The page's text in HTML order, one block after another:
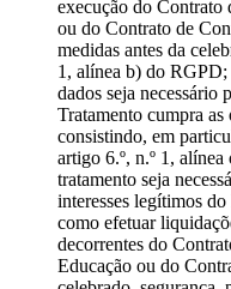
execução do Contrato
ou do Contrato de
medidas antes da
1, alínea b) do RGPD;
dados seja necessário
Tratamento cumpra
consistindo, em
artigo 6.º, n.º 1,
tratamento seja
interesses legítimos
como efetuar
decorrentes do
Educação ou do